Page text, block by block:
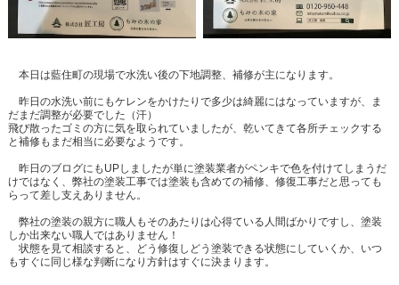
本日は藍住町の現場で水洗い後の下地調整、補修が主になります。
昨日の水洗い前にもケレンをかけたりで多少は綺麗にはなっていますが、ま
だまだ調整が必要でした（汗）
飛び散ったゴミの方に気を取られていましたが、乾いてきて各所チェックする
と補修もまだ相当に必要なようです。
昨日のブログにもUPしましたが単に塗装業者がペンキで色を付けてしまうだ
けではなく、弊社の塗装工事では塗装も含めての補修、修復工事だと思っても
らって差し支えありません。
弊社の塗装の親方に職人もそのあたりは心得ている人間ばかりですし、塗装
しか出来ない職人ではありません！
状態を見て相談すると、どう修復しどう塗装できる状態にしていくか、いつ
もすぐに同じ様な判断になり方針はすぐに決まります。